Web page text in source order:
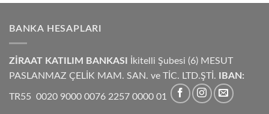
BANKA HESAPLARI
ZİRAAT KATILIM BANKASI
İkitelli Şubesi (6) MESUT
PASLANMAZ ÇELİK MAM. SAN. ve TİC. LTD.ŞTİ.
IBAN:
TR55 0020 9000 0076 2257 0000 01